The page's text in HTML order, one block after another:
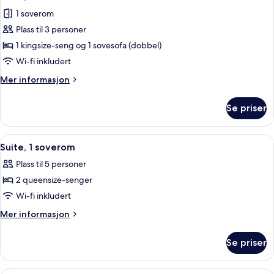
alle
bildene
av
Suite,
1
soverom
1 soverom
Plass til 3 personer
1 kingsize-seng og 1 sovesofa (dobbel)
Wi-fi inkludert
Mer informasjon
Mer
1
soverom
Se priser
Åpne
alle
bildene
av
Suite,
1
En 55-tommers smart-TV med kabel-
6
Suite, 1 soverom
Plass til 5 personer
2 queensize-senger
Wi-fi inkludert
Mer informasjon
Mer
1
soverom
Se priser